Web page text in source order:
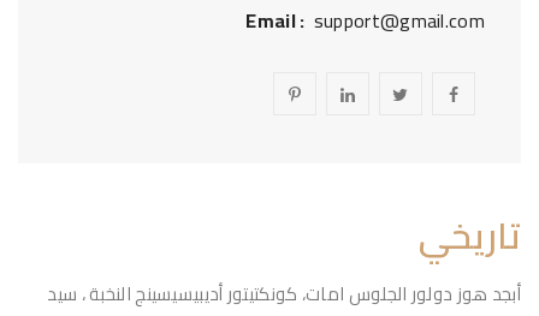
Email : support@gmail.com
تاريخي
أبجد هوز دولور الجلوس امات، كونكتيتور أديبيسيسينج النخبة ، سيد